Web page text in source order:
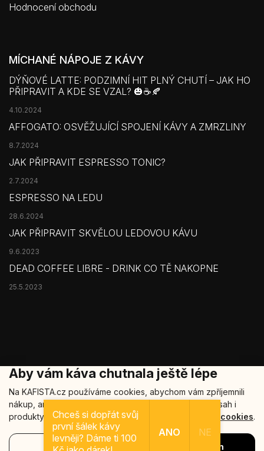
Aby vám káva chutnala ještě lépe
Na KAFISTA.cz používáme cookies, abychom vám zpříjemnili
nákup, analyzovali návštěvnost a nabídli relevantní obsah i
produkty. Vaše data u nás zůstávají v bezpečí.
Více o cookies.
Nastavení Souhlasím
Hodnocení obchodu
MÍCHANÉ NÁPOJE Z KÁVY
DÝŇOVÉ LATTE: PODZIMNÍ HIT PLNÝ CHUTÍ – JAK HO
PŘIPRAVIT A KDE SE VZAL? 🎃☕🍂
4.10.2024
AFFOGATO: OSVĚŽUJÍCÍ SPOJENÍ KÁVY A ZMRZLINY
8.7.2024
JAK PŘIPRAVIT ESPRESSO TONIC?
2.7.2024
ESPRESSO NA LEDU
28.6.2024
JAK PŘIPRAVIT SKVĚLOU LEDOVOU KÁVU
9.6.2023
DEAD COFFEE LIBRE - DRINK CO TĚ NAKOPNE
25.5.2023
Vytvořil Shoptet
Copyright 2026 Kafista
. Všechna práva vyhrazena.
Šablonu nakódoval
Chceš si dopřát svůj
první šálek kávy
levněji? Dáme ti 100
ANO NE